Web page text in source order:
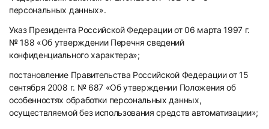
персональных данных».
Указ Президента Российской Федерации от 06 марта 1997 г.
№ 188 «Об утверждении Перечня сведений
конфиденциального характера»;
постановление Правительства Российской Федерации от 15
сентября 2008 г. № 687 «Об утверждении Положения об
особенностях обработки персональных данных,
осуществляемой без использования средств автоматизации»;